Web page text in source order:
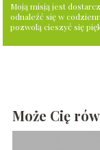
Moją misją jest
odnaleźć się w
pozwolą cieszyć się
Może Cię